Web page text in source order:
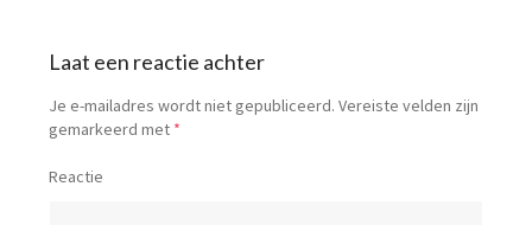
Laat een reactie achter
Je e-mailadres wordt niet gepubliceerd. Vereiste velden zijn
gemarkeerd met *
Reactie